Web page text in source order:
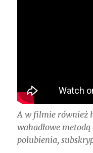
A w filmie również
wahadłowe
polubienia,